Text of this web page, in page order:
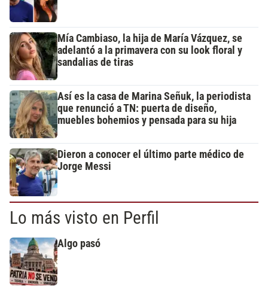
Mía Cambiaso, la hija de María Vázquez, se
adelantó a la primavera con su look floral y
sandalias de tiras
Así es la casa de Marina Señuk, la periodista
que renunció a TN: puerta de diseño,
muebles bohemios y pensada para su hija
Dieron a conocer el último parte médico de
Jorge Messi
Lo más visto en Perfil
Algo pasó